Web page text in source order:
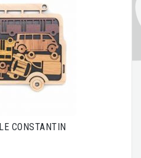
CONSTANTIN